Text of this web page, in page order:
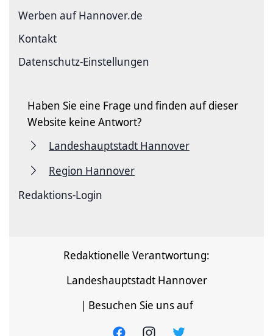
Werben auf Hannover.de
Kontakt
Datenschutz-Einstellungen
Haben Sie eine Frage und finden auf dieser
Website keine Antwort?
Landeshauptstadt Hannover
Region Hannover
Redaktions-Login
Redaktionelle Verantwortung:
Landeshauptstadt Hannover
| Besuchen Sie uns auf